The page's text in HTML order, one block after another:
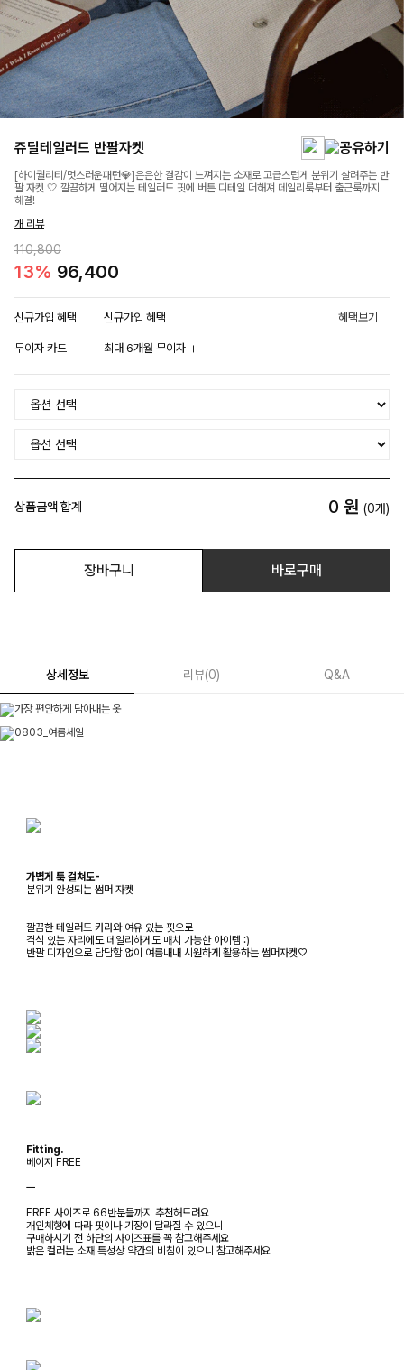
쥬딜테일러드 반팔자켓
[하이퀄리티/멋스러운패턴💎]은은한 결감이 느껴지는 소재로 고급스럽게 분위기 살려주는 반
팔 자켓 🤍 깔끔하게 떨어지는 테일러드 핏에 버튼 디테일 더해져 데일리룩부터 출근룩까지
해결!
개 리뷰
110,800
13% 96,400
신규가입 혜택 신규가입 혜택 혜택보기
무이자 카드 최대 6개월 무이자
상품금액 합계 0 원 (0개)
장바구니 바로구매
상세정보 리뷰(0) Q&A
가볍게 툭 걸쳐도-
분위기 완성되는 썸머 자켓
깔끔한 테일러드 카라와 여유 있는 핏으로
격식 있는 자리에도 데일리하게도 매치 가능한 아이템 :)
반팔 디자인으로 답답함 없이 여름내내 시원하게 활용하는 썸머자켓♡
Fitting.
베이지 FREE
ㅡ
FREE 사이즈로 66반분들까지 추천해드려요
개인체형에 따라 핏이나 기장이 달라질 수 있으니
구매하시기 전 하단의 사이즈표를 꼭 참고해주세요
밝은 컬러는 소재 특성상 약간의 비침이 있으니 참고해주세요